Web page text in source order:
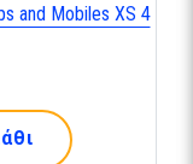
and Mobiles XS 4